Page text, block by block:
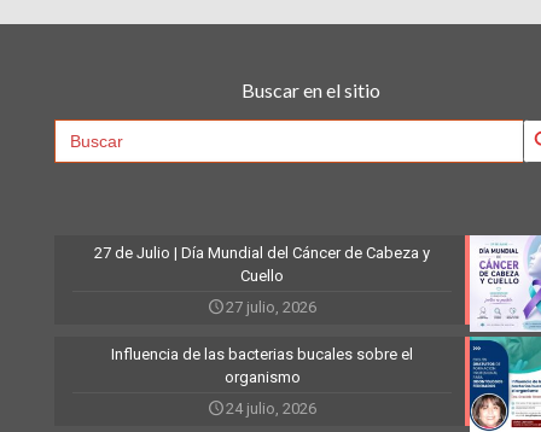
Buscar en el sitio
Search
27 de Julio | Día Mundial del Cáncer de Cabeza y
Cuello
27 julio, 2026
Influencia de las bacterias bucales sobre el
organismo
24 julio, 2026